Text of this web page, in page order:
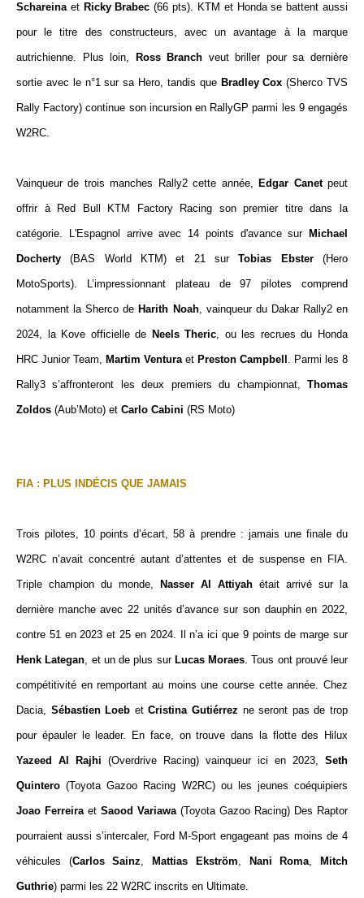
Schareinaet Ricky Brabec (66 pts). KTM et Honda se battent aussi
pour le titre des constructeurs, avec un avantage à la marque
autrichienne. Plus loin, Ross Branch veut briller pour sa dernière
sortie avec le n°1 sur sa Hero, tandis que Bradley Cox (Sherco TVS
Rally Factory) continue son incursion en RallyGP parmi les 9 engagés
W2RC.
Vainqueur de trois manches Rally2 cette année, Edgar Canetpeut
offrir à Red Bull KTM Factory Racing son premier titre dans la
catégorie. L'Espagnol arrive avec 14 points d'avance sur Michael
Docherty (BAS World KTM) et 21 surTobias Ebster(Hero
MotoSports). L’impressionnant plateau de 97 pilotes comprend
notamment la Sherco de Harith Noah, vainqueur du Dakar Rally2 en
2024, la Kove officielle de Neels Theric, ou les recrues du Honda
HRC Junior Team, Martim Venturaet Preston Campbell . Parmi les 8
Rally3 s’affronteront les deux premiers du championnat, Thomas
Zoldos (Aub’Moto) et Carlo Cabini (RS Moto)
FIA : PLUS INDÉCIS QUE JAMAIS
Trois pilotes, 10 points d’écart, 58 à prendre : jamais une finale du
W2RC n’avait concentré autant d’attentes et de suspense en FIA.
Triple champion du monde, Nasser Al Attiyah était arrivé sur la
dernière manche avec 22 unités d’avance sur son dauphin en 2022,
contre 51 en 2023 et 25 en 2024. Il n’a ici que 9 points de marge sur
Henk Lategan, et un de plus sur Lucas Moraes. Tous ont prouvé leur
compétitivité en remportant au moins une course cette année. Chez
Dacia, Sébastien Loeb etCristina Gutiérrez ne seront pas de trop
pour épauler le leader. En face, on trouve dans la flotte des Hilux
Yazeed Al Rajhi (Overdrive Racing) vainqueur ici en 2023, Seth
Quintero (Toyota Gazoo Racing W2RC) ou les jeunes coéquipiers
Joao Ferreiraet Saood Variawa(Toyota Gazoo Racing) Des Raptor
pourraient aussi s’intercaler, Ford M-Sport engageant pas moins de 4
véhicules (Carlos Sainz, Mattias Ekström, Nani Roma, Mitch
Guthrie) parmi les 22 W2RC inscrits en Ultimate.